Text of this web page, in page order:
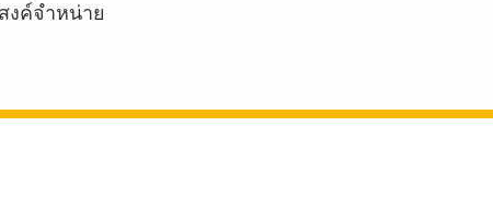
งค์จำหน่าย